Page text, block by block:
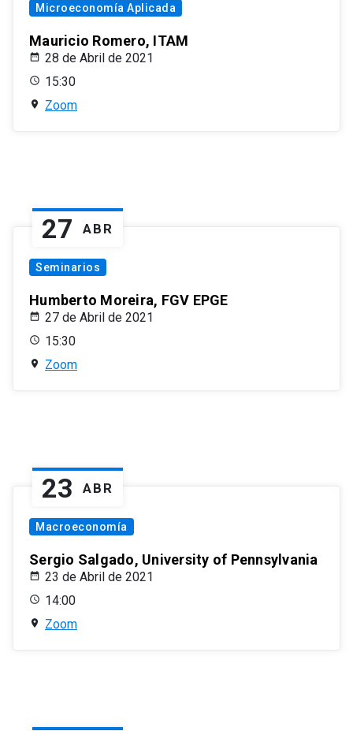
Microeconomía Aplicada
Mauricio Romero, ITAM
28 de Abril de 2021
15:30
Zoom
27 ABR
Seminarios
Humberto Moreira, FGV EPGE
27 de Abril de 2021
15:30
Zoom
23 ABR
Macroeconomía
Sergio Salgado, University of Pennsylvania
23 de Abril de 2021
14:00
Zoom